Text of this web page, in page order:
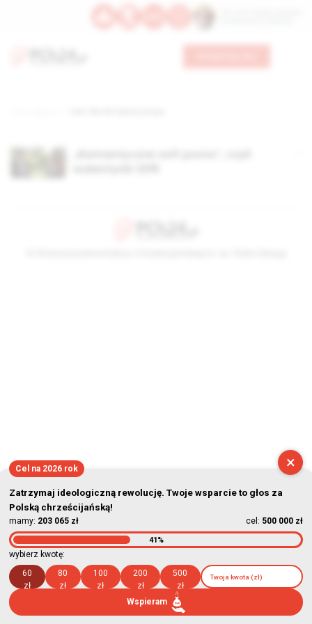
×
Cel na 2026 rok
Zatrzymaj ideologiczną rewolucję. Twoje wsparcie to głos za
Polską chrześcijańską!
mamy: 203 065 zł cel: 500 000 zł
41%
wybierz kwotę:
60
zł
80
zł
100
zł
200
zł
500
zł
Wspieram